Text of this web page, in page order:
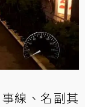
線、名副其